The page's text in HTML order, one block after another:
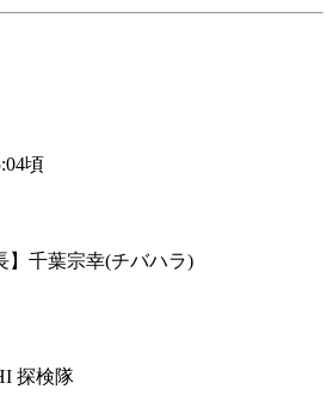
頃
】千葉宗幸(チバハラ)
探検隊